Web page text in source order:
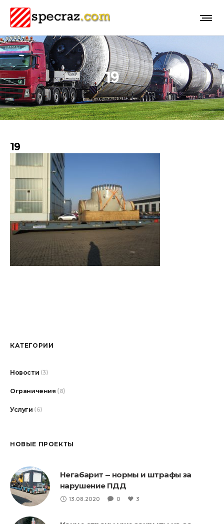
19
19
КАТЕГОРИИ
Новости (3)
Ограничения (8)
Услуги (6)
НОВЫЕ ПРОЕКТЫ
Негабарит — нормы и штрафы за
нарушение ПДД
13.08.2020 0 3